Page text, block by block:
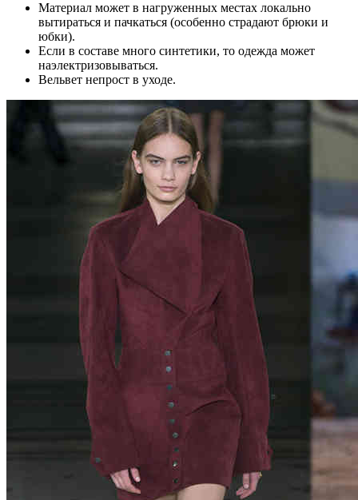
Материал может в нагруженных местах локально
вытираться и пачкаться (особенно страдают брюки и
юбки).
Если в составе много синтетики, то одежда может
наэлектризовываться.
Вельвет непрост в уходе.